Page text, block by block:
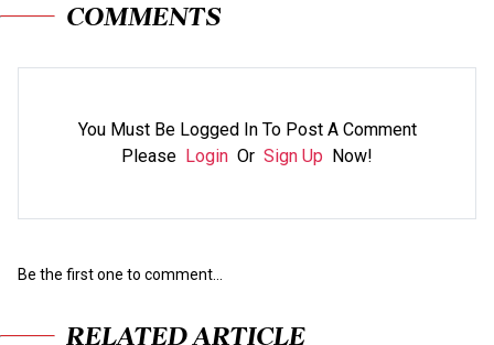
COMMENTS
You Must Be Logged In To Post A Comment
Please Login Or Sign Up Now!
Be the first one to comment...
RELATED ARTICLE